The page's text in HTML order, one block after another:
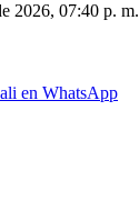
2026, 07:40 p. m.
en WhatsApp